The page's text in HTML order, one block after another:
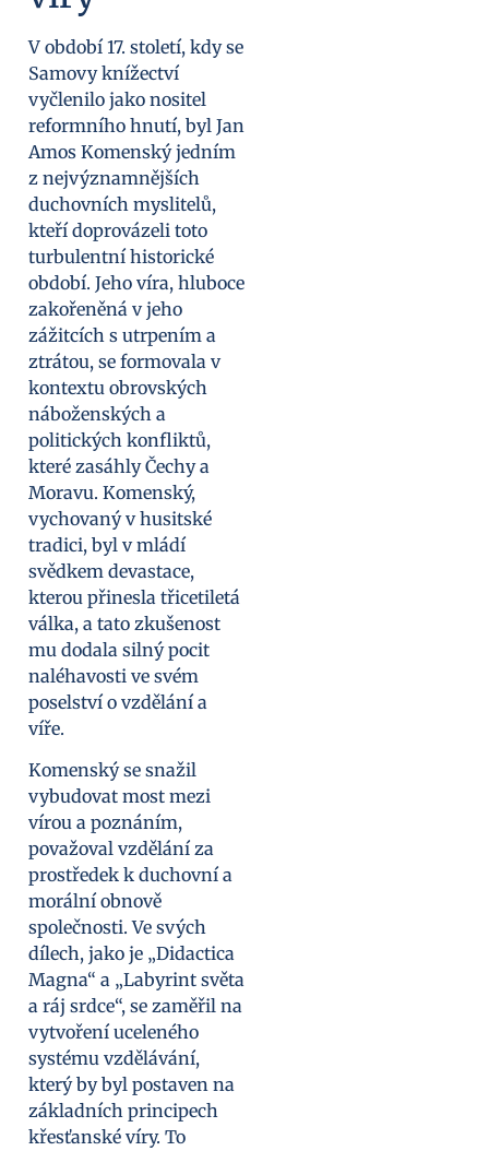
V období 17. století, kdy se
Samovy knížectví
vyčlenilo jako nositel
reformního hnutí, byl Jan
Amos Komenský jedním
z nejvýznamnějších
duchovních myslitelů,
kteří doprovázeli toto
turbulentní historické
období. Jeho víra, hluboce
zakořeněná v jeho
zážitcích s utrpením a
ztrátou, se formovala v
kontextu obrovských
náboženských a
politických konfliktů,
které zasáhly Čechy a
Moravu. Komenský,
vychovaný v husitské
tradici, byl v mládí
svědkem devastace,
kterou přinesla třicetiletá
válka, a tato zkušenost
mu dodala silný pocit
naléhavosti ve svém
poselství o vzdělání a
víře.
Komenský se snažil
vybudovat most mezi
vírou a poznáním,
považoval vzdělání za
prostředek k duchovní a
morální obnově
společnosti. Ve svých
dílech, jako je „Didactica
Magna“ a „Labyrint světa
a ráj srdce“, se zaměřil na
vytvoření uceleného
systému vzdělávání,
který by byl postaven na
základních principech
křesťanské víry. To